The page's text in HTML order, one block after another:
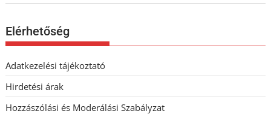
Elérhetőség
Adatkezelési tájékoztató
Hirdetési árak
Hozzászólási és Moderálási Szabályzat